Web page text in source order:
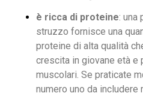
è ricca di proteine: una
struzzo fornisce una
proteine di alta qualità
crescita in giovane età
muscolari. Se praticate
numero uno da includere